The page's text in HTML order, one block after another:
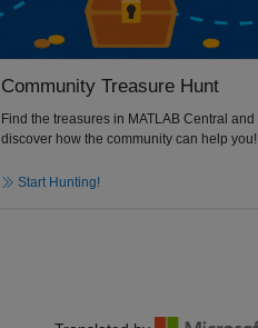
Community Treasure Hunt
Find the treasures in MATLAB Central and
discover how the community can help you!
Start Hunting!